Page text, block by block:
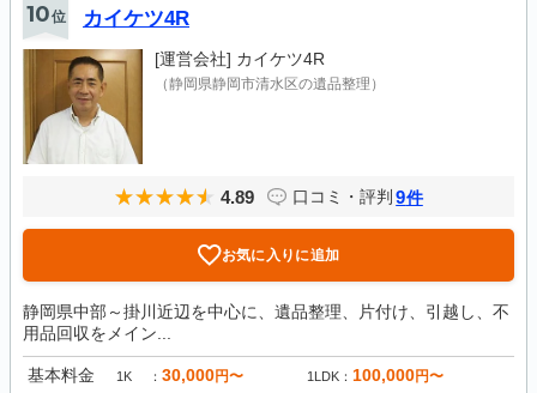
10位 カイケツ4R
[運営会社] カイケツ4R
（静岡県静岡市清水区の遺品整理）
4.89 口コミ・評判 9件
お気に入りに追加
静岡県中部～掛川近辺を中心に、遺品整理、片付け、引越し、不
用品回収をメイン...
基本料金 1K 30,000円〜 1LDK 100,000円〜